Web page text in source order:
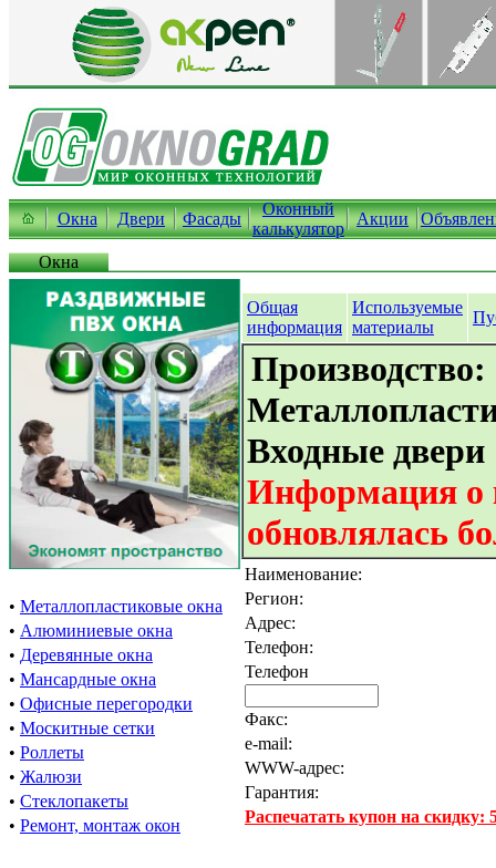
Окна Двери Фасады
Оконный
калькулятор
Акции
Окна
• Металлопластиковые окна
• Алюминиевые окна
• Деревянные окна
• Мансардные окна
• Офисные перегородки
• Москитные сетки
• Роллеты
• Жалюзи
• Стеклопакеты
• Ремонт, монтаж окон
Общая
информация
Используемые
материалы
Производство:
Входные двери
Информация о
обновлялась
Наименование:
Регион:
Адрес:
Телефон:
Телефон
Факс:
e-mail:
WWW-адрес:
Гарантия:
Распечатать купон на скидку: